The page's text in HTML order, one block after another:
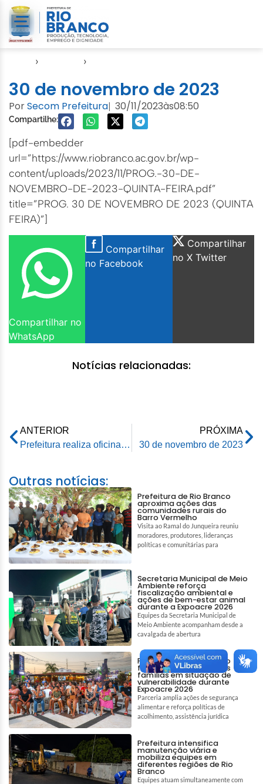
› ›
30 de novembro de 2023
PorSecom Prefeitura| 30/11/2023às08:50
Compartilhe:
[pdf-embedder
url=”https://www.riobranco.ac.gov.br/wp-
content/uploads/2023/11/PROG.-30-DE-
NOVEMBRO-DE-2023-QUINTA-FEIRA.pdf”
title=”PROG. 30 DE NOVEMBRO DE 2023 (QUINTA
FEIRA)”]
Compartilhar no
WhatsApp
Compartilhar
no Facebook
Compartilhar
no X Twitter
Notícias relacionadas:
ANTERIOR
Prefeitura realiza oficina de Origami com idosos do CRAS Novo Horizonte
PRÓXIMA
30 de novembro de 2023
Outras notícias:
Prefeitura de Rio Branco
aproxima ações das
comunidades rurais do
Barro Vermelho
Visita ao Ramal do Junqueira reuniu
moradores, produtores, lideranças
políticas e comunitárias para
Secretaria Municipal de Meio
Ambiente reforça
fiscalização ambiental e
ações de bem-estar animal
durante a Expoacre 2026
Equipes da Secretaria Municipal de
Meio Ambiente acompanham desde a
cavalgada de abertura
Prefeitura de Rio Branco
fortalece assistência às
famílias em situação de
vulnerabilidade durante
Expoacre 2026
Parceria amplia ações de segurança
alimentar e reforça políticas de
acolhimento, assistência jurídica
Prefeitura intensifica
manutenção viária e
mobiliza equipes em
diferentes regiões de Rio
Branco
Equipes atuam simultaneamente com